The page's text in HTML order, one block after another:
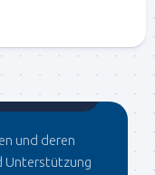
und deren
Unterstützung